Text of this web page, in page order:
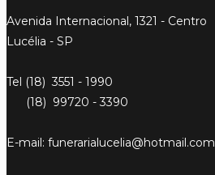
Avenida Internacional, 1321 - Centro
Lucélia - SP
Tel (18) 3551 - 1990
(18) 99720 - 3390
E-mail: funerarialucelia@hotmail.com